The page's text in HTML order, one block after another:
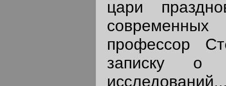
цари
профессор
записку о